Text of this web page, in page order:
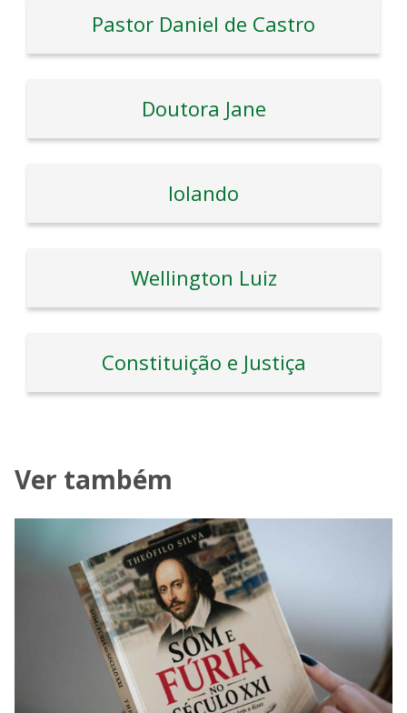
Pastor Daniel de Castro
Doutora Jane
Iolando
Wellington Luiz
Constituição e Justiça
Ver também